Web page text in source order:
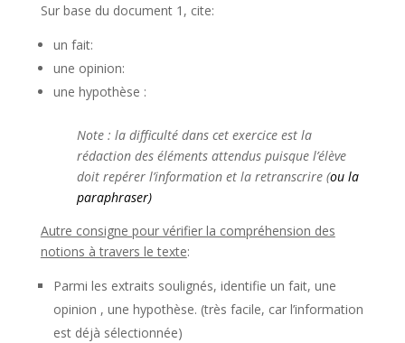
Sur base du document 1, cite:
un fait:
une opinion:
une hypothèse :
Note : la difficulté dans cet exercice est la
rédaction des éléments attendus puisque l’élève
doit repérer l’information et la retranscrire (ou la
paraphraser)
Autre consigne pour vérifier la compréhension des
notions à travers le texte:
Parmi les extraits soulignés, identifie un fait, une
opinion , une hypothèse. (très facile, car l’information
est déjà sélectionnée)